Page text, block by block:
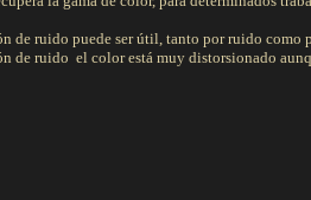
de ruido puede ser útil, tanto por ruido como
de ruido el color está muy distorsionado